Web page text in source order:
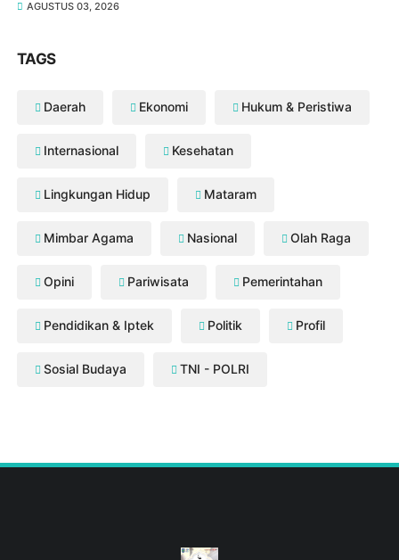
AGUSTUS 03, 2026
TAGS
Daerah Ekonomi Hukum & Peristiwa
Internasional Kesehatan
Lingkungan Hidup Mataram
Mimbar Agama Nasional Olah Raga
Opini Pariwisata Pemerintahan
Pendidikan & Iptek Politik Profil
Sosial Budaya TNI - POLRI